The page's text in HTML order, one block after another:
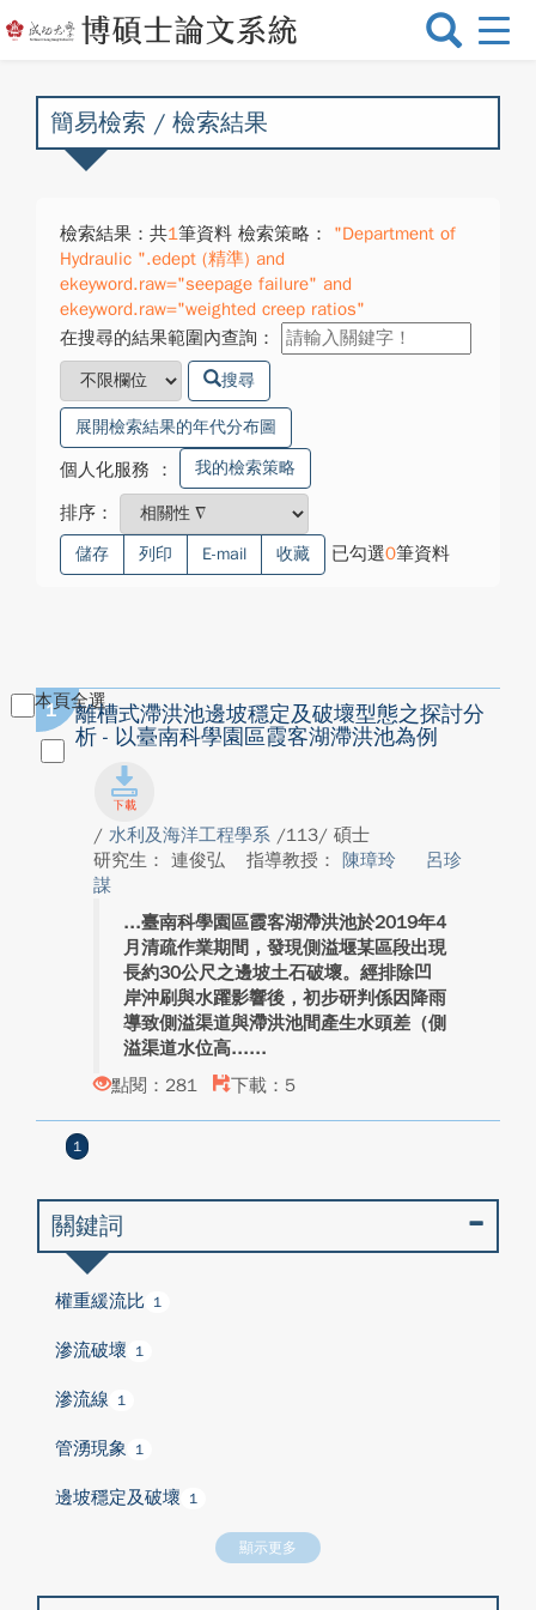
選
換
簡易檢索 / 檢索結果
檢索結果：共1筆資料 檢索策略：
"Department of
Hydraulic ".edept (精準) and
ekeyword.raw="seepage failure" and
ekeyword.raw="weighted creep ratios"
在搜尋的結果範圍內查詢：
搜尋
展開檢索結果的年代分布圖
個人化服務 ： 我的檢索策略
排序：
儲存 列印 E-mail 收藏 已勾選0筆資料
本頁全選
1
離槽式滯洪池邊坡穩定及破壞型態之探討分
析 - 以臺南科學園區霞客湖滯洪池為例
/ 水利及海洋工程學系 /113/ 碩士
研究生： 連俊弘
指導教授： 陳璋玲
呂珍
謀
臺南科學園區霞客湖滯洪池於2019年4
月清疏作業期間，發現側溢堰某區段出現
長約30公尺之邊坡土石破壞。經排除凹
岸沖刷與水躍影響後，初步研判係因降雨
導致側溢渠道與滯洪池間產生水頭差（側
溢渠道水位高...
點閱：281
下載：5
1
關鍵詞
權重緩流比 1
滲流破壞 1
滲流線 1
管湧現象 1
邊坡穩定及破壞 1
顯示更多